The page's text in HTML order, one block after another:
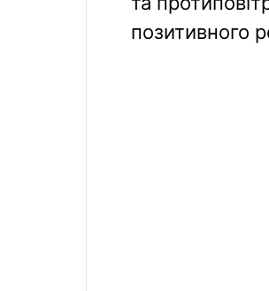
позитивного